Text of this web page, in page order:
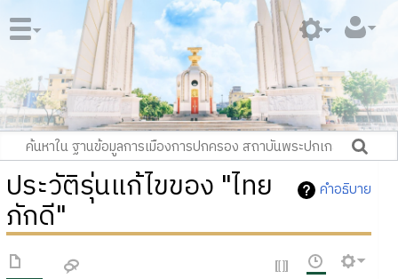
คำอธิบาย
ประวัติรุ่นแก้ไขของ "ไทย
ภักดี"